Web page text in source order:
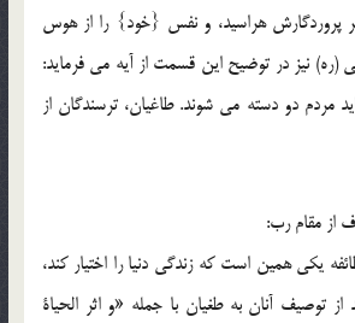
پروردگارش هراسید، و نفس {خود} را از هوس
(ره) نیز در توضیح این قسمت از آیه می فرماید:
مردم دو دسته می شوند. طاغیان، ترسندگان از
از مقام رب:
یکی همین است که زندگی دنیا را اختیار کند،
توصیف آنان به طغیان با جمله «و اثر الحیاة